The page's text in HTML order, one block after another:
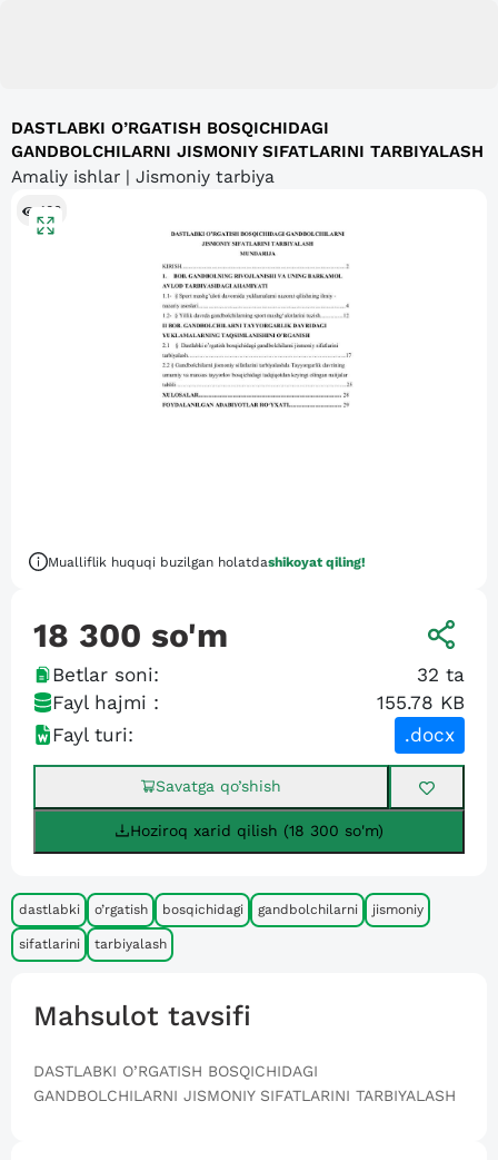
DASTLABKI O’RGATISH BOSQICHIDAGI
GANDBOLCHILARNI JISMONIY SIFATLARINI TARBIYALASH
Amaliy ishlar | Jismoniy tarbiya
106
Mualliflik huquqi buzilgan holatdashikoyat qiling!
18 300 so'm
Betlar soni: 32 ta
Fayl hajmi :
155.78 KB
Fayl turi:
.docx
Savatga qo’shish
Hoziroq xarid qilish (18 300 so'm)
dastlabki o’rgatish bosqichidagi gandbolchilarni jismoniy
sifatlarini tarbiyalash
Mahsulot tavsifi
DASTLABKI O’RGATISH BOSQICHIDAGI
GANDBOLCHILARNI JISMONIY SIFATLARINI TARBIYALASH